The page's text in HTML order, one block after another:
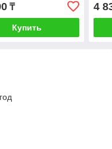
₸
Купить
4